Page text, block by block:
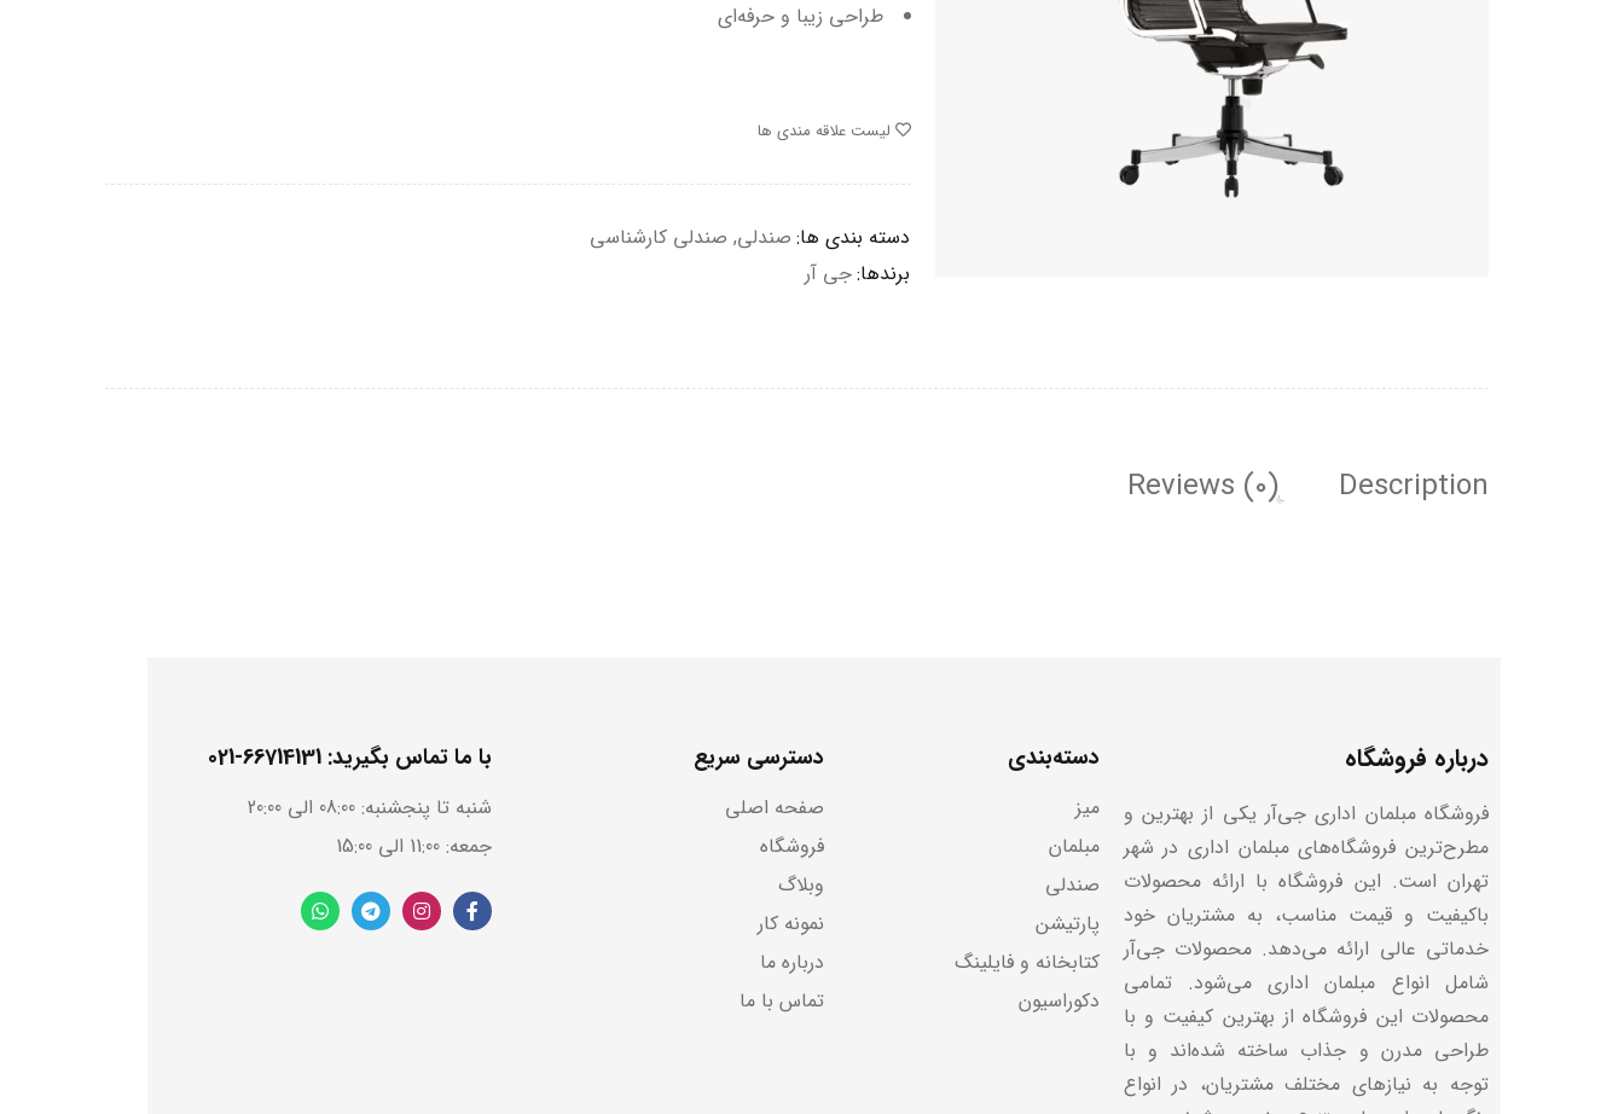
طراحی زیبا و حرفه‌ای
لیست علاقه مندی ها
دسته بندی ها: صندلی, صندلی کارشناسی
برندها:جی آر
Description
Reviews (0)
درباره فروشگاه
فروشگاه مبلمان اداری جی‌آر یکی از بهترین و
مطرح‌ترین فروشگاه‌های مبلمان اداری در شهر
تهران است. این فروشگاه با ارائه محصولات
باکیفیت و قیمت مناسب، به مشتریان خود
خدماتی عالی ارائه می‌دهد. محصولات جی‌آر
شامل انواع مبلمان اداری می‌شود. تمامی
محصولات این فروشگاه از بهترین کیفیت و با
طراحی مدرن و جذاب ساخته شده‌اند و با
توجه به نیازهای مختلف مشتریان، در انواع
دسته‌بندی
میز
مبلمان
صندلی
پارتیشن
کتابخانه و فایلینگ
دکوراسیون
دسترسی سریع
صفحه اصلی
فروشگاه
وبلاگ
نمونه کار
درباره ما
تماس با ما
با ما تماس بگیرید: 66714131-021
شنبه تا پنجشنبه: 08:00 الی 20:00
جمعه: 11:00 الی 15:00